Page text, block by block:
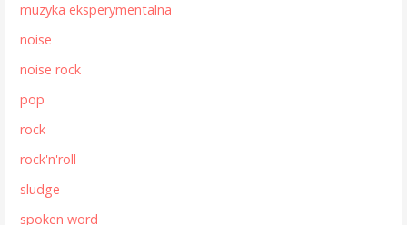
muzyka eksperymentalna
noise
noise rock
pop
rock
rock'n'roll
sludge
spoken word